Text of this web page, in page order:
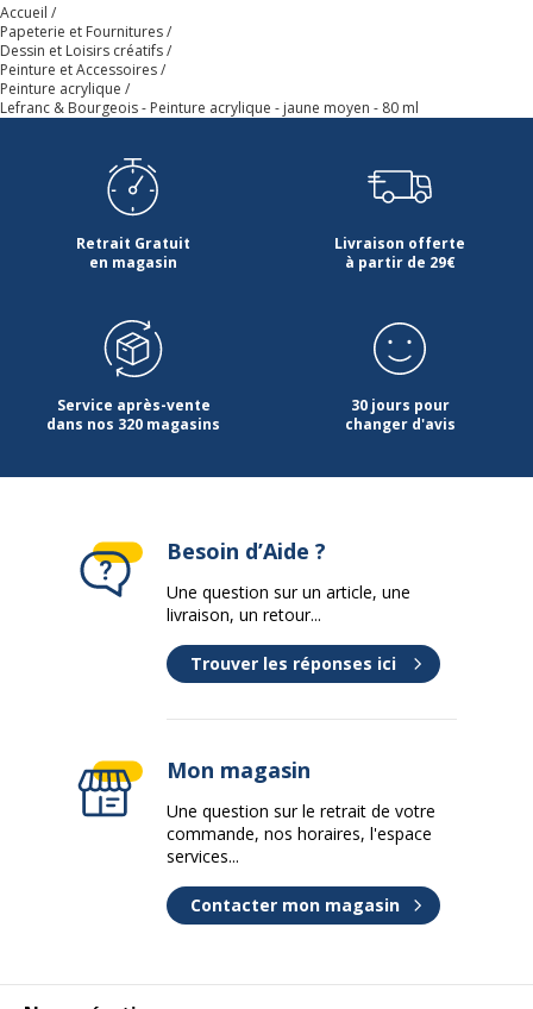
Marque
Référence produit fabricant
Accueil
Papeterie et Fournitures
Dessin et Loisirs créatifs
Peinture et Accessoires
Peinture acrylique
Lefranc & Bourgeois - Peinture acrylique - jaune moyen - 80 ml
Retrait Gratuit
en magasin
Livraison offerte
à partir de 29€
Service après-vente
dans nos 320 magasins
30 jours pour
changer d'avis
Besoin d’Aide ?
Une question sur un article, une
livraison, un retour...
Trouver les réponses ici
Mon magasin
Une question sur le retrait de votre
commande, nos horaires, l'espace
services...
Contacter mon magasin